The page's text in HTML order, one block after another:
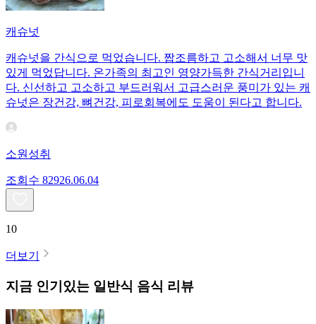
캐슈넛
캐슈넛을 간식으로 먹었습니다. 짭조름하고 고소해서 너무 맛
있게 먹었답니다. 온가족의 최고인 영양가득한 간식거리입니
다. 신선하고 고소하고 부드러워서 고급스러운 풍미가 있는 캐
슈넛은 장건강, 뼈건강, 피로회복에도 도움이 된다고 합니다.
소원성취
조회수 82926.06.04
10
더보기
지금 인기있는 일반식 음식 리뷰